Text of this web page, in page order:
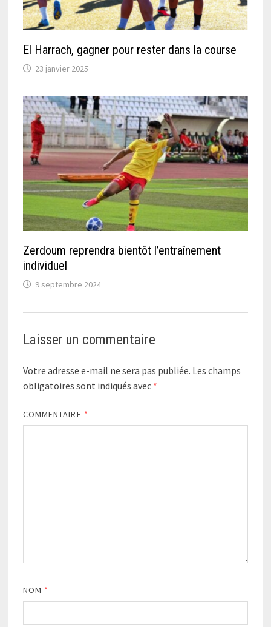
El Harrach, gagner pour rester dans la course
23 janvier 2025
Zerdoum reprendra bientôt l’entraînement
individuel
9 septembre 2024
Laisser un commentaire
Votre adresse e-mail ne sera pas publiée. Les champs
obligatoires sont indiqués avec *
COMMENTAIRE *
NOM *